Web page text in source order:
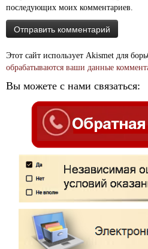
последующих моих комментариев.
Этот сайт использует Akismet для
обрабатываются ваши данные
Вы можете с нами связаться: